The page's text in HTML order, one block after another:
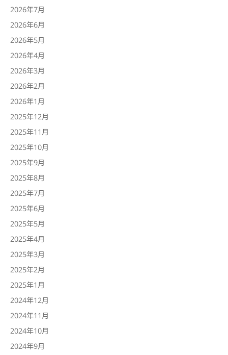
2026年7月
2026年6月
2026年5月
2026年4月
2026年3月
2026年2月
2026年1月
2025年12月
2025年11月
2025年10月
2025年9月
2025年8月
2025年7月
2025年6月
2025年5月
2025年4月
2025年3月
2025年2月
2025年1月
2024年12月
2024年11月
2024年10月
2024年9月